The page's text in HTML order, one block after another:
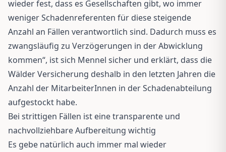
wieder fest, dass es Gesellschaften gibt, wo immer
weniger Schadenreferenten für diese steigende
Anzahl an Fällen verantwortlich sind. Dadurch muss es
zwangsläufig zu Verzögerungen in der Abwicklung
kommen“, ist sich Mennel sicher und erklärt, dass die
Wälder Versicherung deshalb in den letzten Jahren die
Anzahl der MitarbeiterInnen in der Schadenabteilung
aufgestockt habe.
Bei strittigen Fällen ist eine transparente und
nachvollziehbare Aufbereitung wichtig
Es gebe natürlich auch immer mal wieder